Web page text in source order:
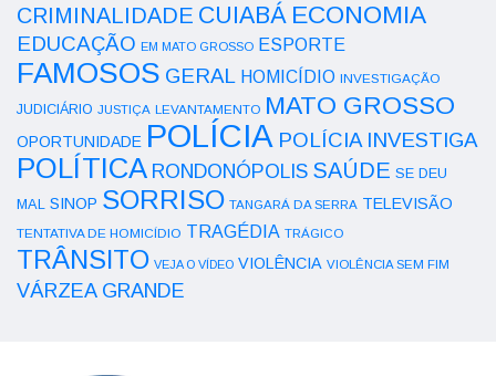
CRIMINALIDADE CUIABÁ ECONOMIA
EDUCAÇÃO EM MATO GROSSO ESPORTE
FAMOSOS GERAL HOMICÍDIO INVESTIGAÇÃO
JUDICIÁRIO JUSTIÇA LEVANTAMENTO MATO GROSSO
OPORTUNIDADE POLÍCIA POLÍCIA INVESTIGA
POLÍTICA RONDONÓPOLIS SAÚDE SE DEU
MAL SINOP SORRISO TANGARÁ DA SERRA TELEVISÃO
TENTATIVA DE HOMICÍDIO TRAGÉDIA TRÁGICO
TRÂNSITO VEJA O VÍDEO VIOLÊNCIA VIOLÊNCIA SEM FIM
VÁRZEA GRANDE